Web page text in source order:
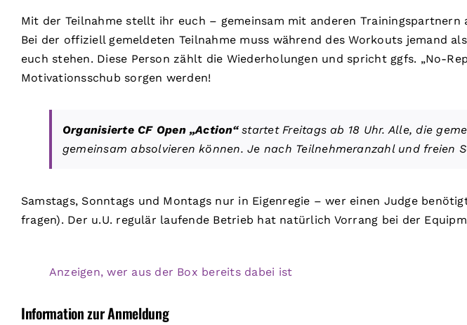
Mit der Teilnahme stellt ihr euch – gemeinsam mit anderen
Bei der offiziell gemeldeten Teilnahme muss während des Workouts jemand
euch stehen. Diese Person zählt die Wiederholungen und spricht ggfs. „No-
Motivationsschub sorgen werden!
Organisierte CF Open „Action“startet Freitags ab 18 Uhr. Alle, die
gemeinsam absolvieren können. Je nach Teilnehmeranzahl und freien
Samstags, Sonntags und Montags nur in Eigenregie – wer einen Judge
fragen). Der u.U. regulär laufende Betrieb hat natürlich Vorrang bei der
Anzeigen, wer aus der Box bereits dabei ist
Information zur Anmeldung